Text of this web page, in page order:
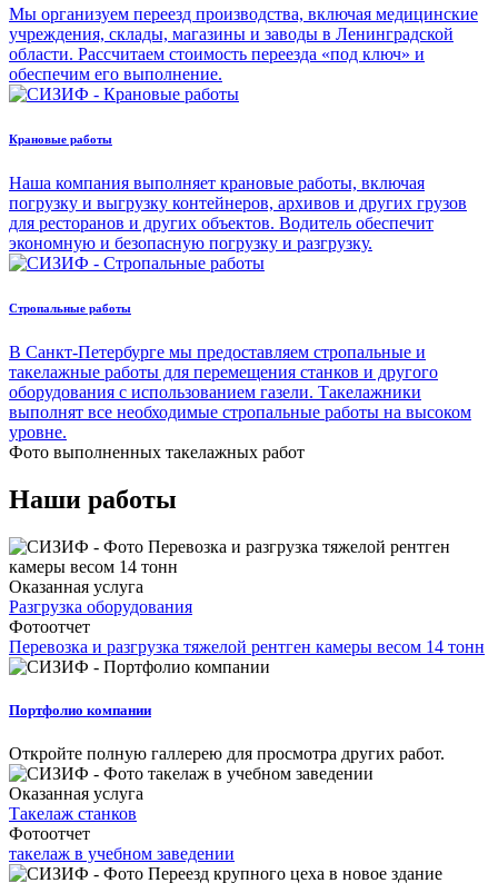
Мы организуем переезд производства, включая медицинские
учреждения, склады, магазины и заводы в Ленинградской
области. Рассчитаем стоимость переезда «под ключ» и
обеспечим его выполнение.
Крановые работы
Наша компания выполняет крановые работы, включая
погрузку и выгрузку контейнеров, архивов и других грузов
для ресторанов и других объектов. Водитель обеспечит
экономную и безопасную погрузку и разгрузку.
Стропальные работы
В Санкт-Петербурге мы предоставляем стропальные и
такелажные работы для перемещения станков и другого
оборудования с использованием газели. Такелажники
выполнят все необходимые стропальные работы на высоком
уровне.
Фото выполненных такелажных работ
Наши работы
Оказанная услуга
Разгрузка оборудования
Фотоотчет
Перевозка и разгрузка тяжелой рентген камеры весом 14 тонн
Портфолио компании
Откройте полную галлерею для просмотра других работ.
Оказанная услуга
Такелаж станков
Фотоотчет
такелаж в учебном заведении